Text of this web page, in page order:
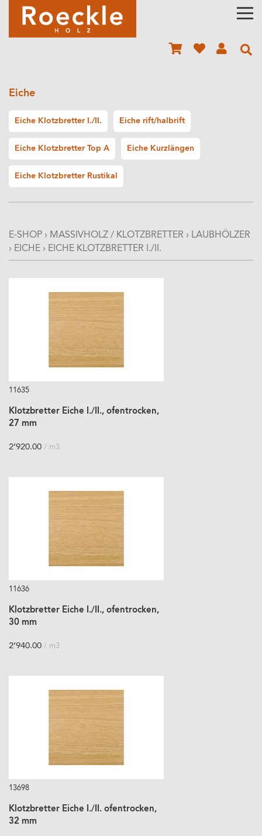
Eiche
Eiche Klotzbretter I./II. Eiche rift/halbrift
Eiche Klotzbretter Top A Eiche Kurzlängen
Eiche Klotzbretter Rustikal
E-SHOP › MASSIVHOLZ / KLOTZBRETTER › LAUBHÖLZER
› EICHE › EICHE KLOTZBRETTER I./II.
11635
Klotzbretter Eiche I./II., ofentrocken,
27 mm
2’920.00 / m3
11636
Klotzbretter Eiche I./II., ofentrocken,
30 mm
2’940.00 / m3
13698
Klotzbretter Eiche I./II. ofentrocken,
32 mm